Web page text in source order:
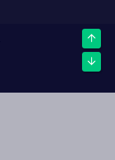
Верх
Низ